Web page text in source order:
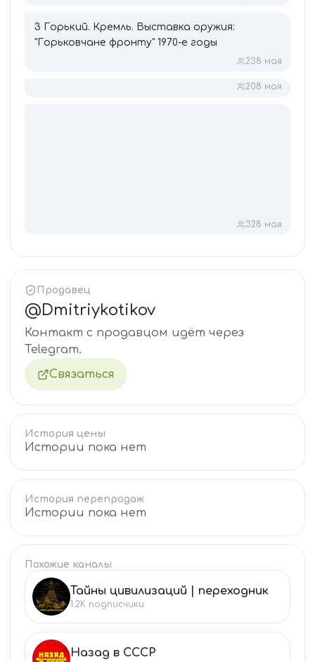
3 Горький. Кремль. Выставка оружия:
"Горьковчане фронту" 1970-е годы
238 мая
208 мая
328 мая
Продавец
@Dmitriykotikov
Контакт с продавцом идёт через
Telegram.
Связаться
История цены
Истории пока нет
История перепродаж
Истории пока нет
Похожие каналы
ТА Тайны цивилизаций | переходник
1.2K подписчики
НА Назад в СССР